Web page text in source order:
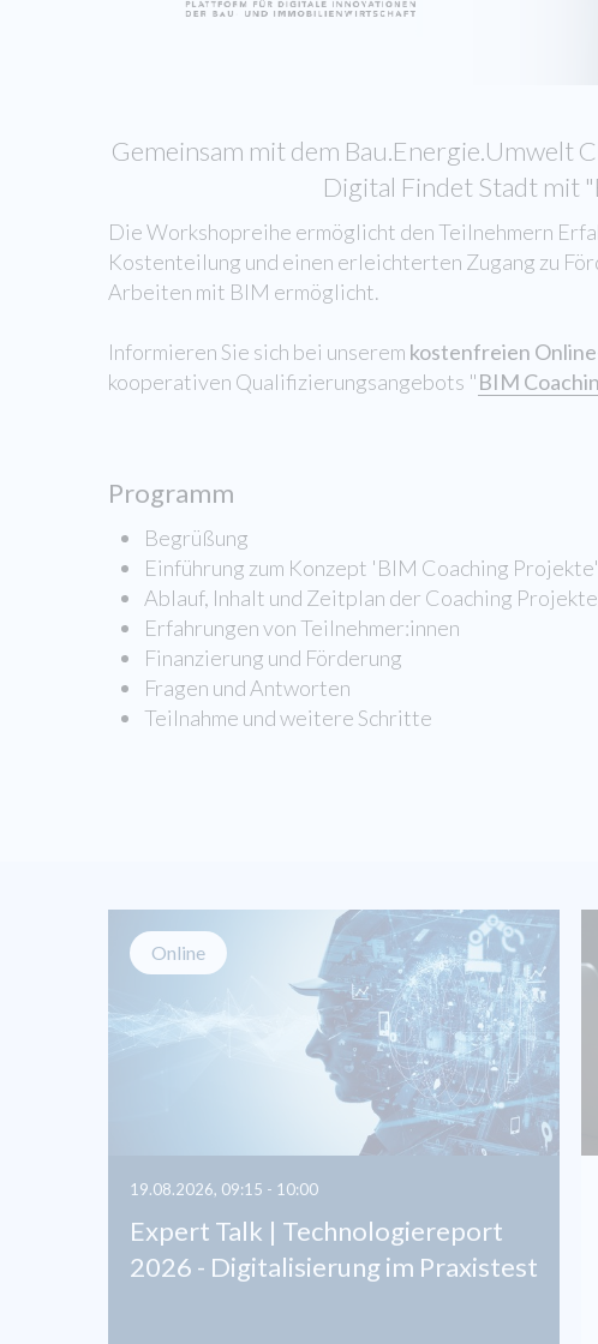
Gemeinsam mit dem Bau.Energie.Umwelt
Digital Findet Stadt mit
Die Workshopreihe ermöglicht den Teilnehmern
Kostenteilung und einen erleichterten Zugang zu
Arbeiten mit BIM ermöglicht.
Informieren Sie sich bei unserem kostenfreien
kooperativen Qualifizierungsangebots "BIM
Programm
Begrüßung
Einführung zum Konzept 'BIM Coaching
Ablauf, Inhalt und Zeitplan der Coaching Projekte
Erfahrungen von Teilnehmer:innen
Finanzierung und Förderung
Fragen und Antworten
Teilnahme und weitere Schritte
Online
19.08.2026, 09:15 - 10:00
Expert Talk | Technologiereport
2026 - Digitalisierung im Praxistest